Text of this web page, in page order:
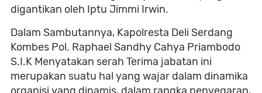
digantikan oleh Iptu Jimmi Irwin.
Dalam Sambutannya, Kapolresta Deli Serdang
Kombes Pol. Raphael Sandhy Cahya Priambodo
S.I.K Menyatakan serah Terima jabatan ini
merupakan suatu hal yang wajar dalam dinamika